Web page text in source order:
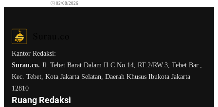
02/08/2026
Kantor Redaksi:
Surau.co. Jl. Tebet Barat Dalam II C No.14, RT.2/RW.3, Tebet Bar.,
Kec. Tebet, Kota Jakarta Selatan, Daerah Khusus Ibukota Jakarta
12810
Ruang Redaksi